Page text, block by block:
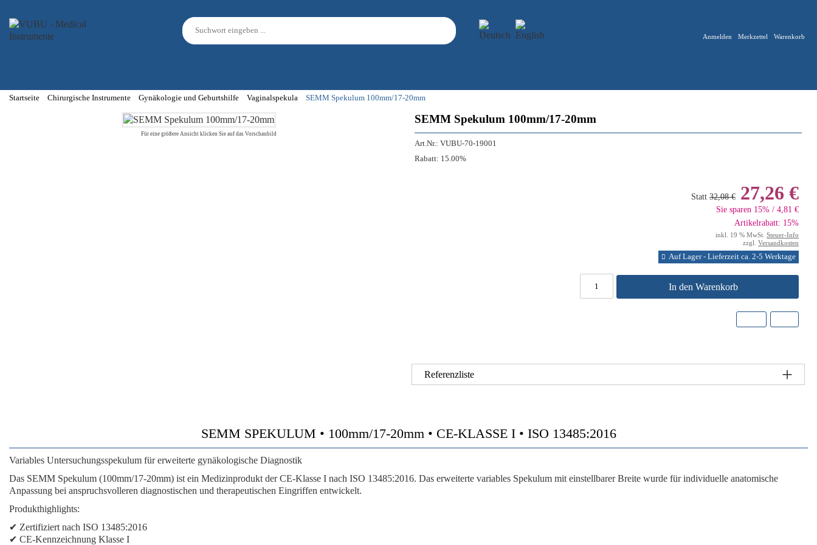
Anmelden Merkzettel Warenkorb
Startseite Chirurgische Instrumente Gynäkologie und Geburtshilfe Vaginalspekula SEMM Spekulum 100mm/17-20mm
Für eine größere Ansicht klicken Sie auf das Vorschaubild
SEMM Spekulum 100mm/17-20mm
Art.Nr.: VUBU-70-19001
Rabatt: 15.00%
Statt 32,08 € 27,26 €
Sie sparen 15% / 4,81 €
Artikelrabatt: 15%
inkl. 19 % MwSt. Steuer-Info
zzgl. Versandkosten
Auf Lager - Lieferzeit ca. 2-5 Werktage
In den Warenkorb
Referenzliste
SEMM SPEKULUM • 100mm/17-20mm • CE-KLASSE I • ISO 13485:2016
Variables Untersuchungsspekulum für erweiterte gynäkologische Diagnostik
Das SEMM Spekulum (100mm/17-20mm) ist ein Medizinprodukt der CE-Klasse I nach ISO 13485:2016. Das erweiterte variables Spekulum mit einstellbarer Breite wurde für individuelle anatomische
Anpassung bei anspruchsvolleren diagnostischen und therapeutischen Eingriffen entwickelt.
Produkthighlights:
✔ Zertifiziert nach ISO 13485:2016
✔ CE-Kennzeichnung Klasse I